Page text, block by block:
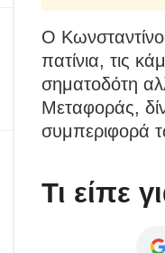
Ο
πατίνια, τις
σηματοδότη
Μεταφοράς,
συμπεριφορά
Τι είπε